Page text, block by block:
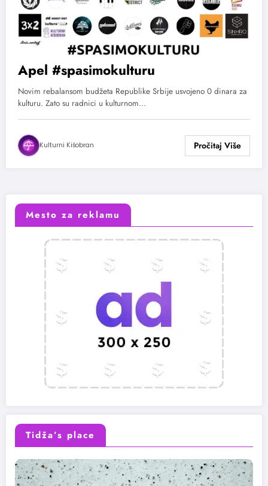
Apel #spasimokulturu
Novim rebalansom budžeta Republike Srbije usvojeno 0 dinara za
kulturu. Zato su radnici u kulturnom…
Kulturni Kišobran
Mesto za reklamu
Tidža’s place